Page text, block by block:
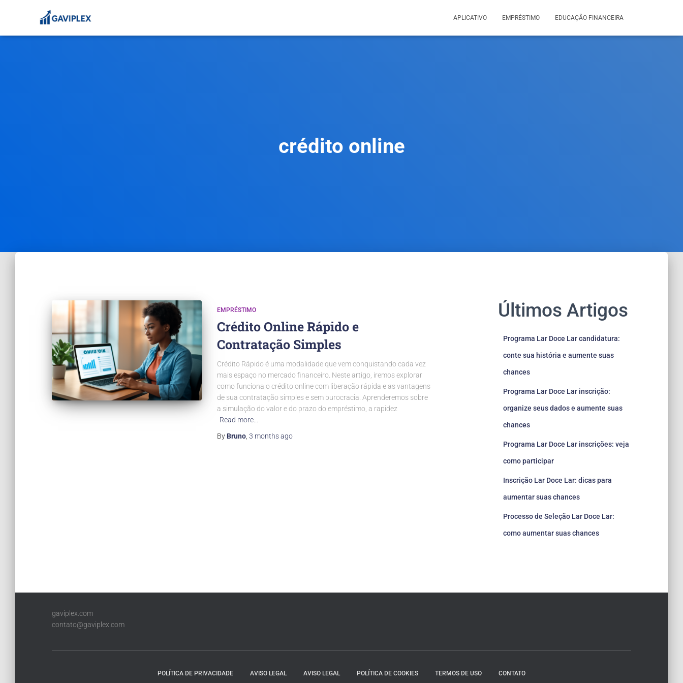
APLICATIVO EMPRÉSTIMO EDUCAÇÃO FINANCEIRA
crédito online
EMPRÉSTIMO
Crédito Online Rápido e
Contratação Simples
Crédito Rápido é uma modalidade que vem conquistando cada vez
mais espaço no mercado financeiro. Neste artigo, iremos explorar
como funciona o crédito online com liberação rápida e as vantagens
de sua contratação simples e sem burocracia. Aprenderemos sobre
a simulação do valor e do prazo do empréstimo, a rapidez
Read more…
By Bruno 3 monthsago
Últimos Artigos
Programa Lar Doce Lar candidatura:
conte sua história e aumente suas
chances
Programa Lar Doce Lar inscrição:
organize seus dados e aumente suas
chances
Programa Lar Doce Lar inscrições: veja
como participar
Inscrição Lar Doce Lar: dicas para
aumentar suas chances
Processo de Seleção Lar Doce Lar:
como aumentar suas chances
gaviplex.com
contato@gaviplex.com
POLÍTICA DE PRIVACIDADE AVISO LEGAL AVISO LEGAL POLÍTICA DE COOKIES TERMOS DE USO CONTATO